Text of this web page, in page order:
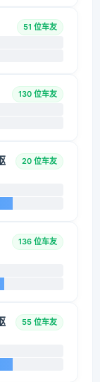
51 位车友
130 位车友
20 位车友
136 位车友
55 位车友